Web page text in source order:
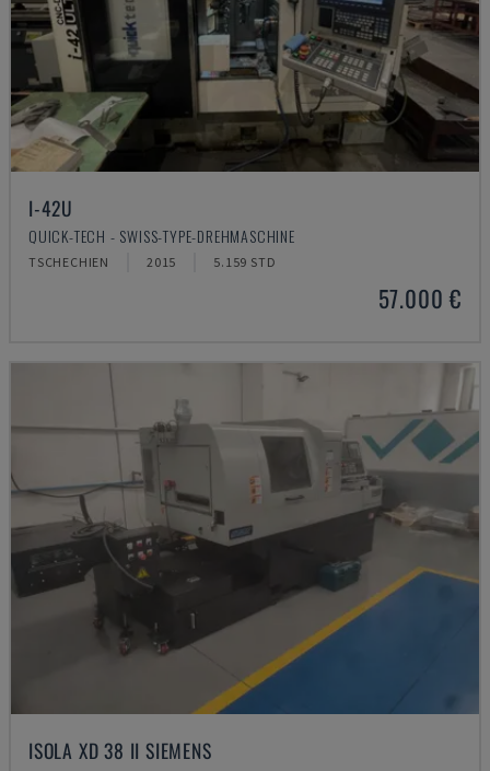
I-42U
QUICK-TECH - SWISS-TYPE-DREHMASCHINE
TSCHECHIEN 2015 5.159 STD
57.000 €
ISOLA XD 38 II SIEMENS